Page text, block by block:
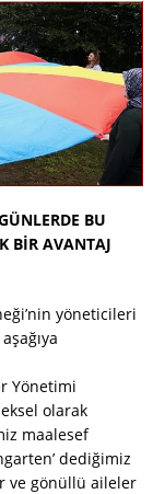
BU
BİR AVANTAJ
yöneticileri
Yönetimi
olarak
maalesef
dediğimiz
ve gönüllü aileler